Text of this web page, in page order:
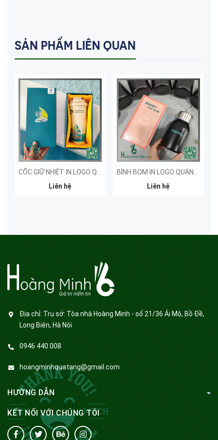
SẢN PHẨM LIÊN QUAN
Liên hệ
Liên hệ
Địa chỉ: Trụ sở: Tòa nhà Hoàng Minh - số 21/36 Ái Mộ, Bồ Đề,
Long Biên, Hà Nội
0946 440 008
hoangminhquatang@gmail.com
HƯỚNG DẪN
KẾT NỐI VỚI CHÚNG TÔI